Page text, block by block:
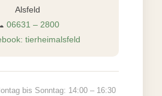
Alsfeld
06631 – 2800
tierheimalsfeld
bis Sonntag: 14:00 – 16:30